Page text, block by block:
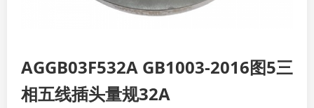
AGGB03F532A GB1003-2016图5三
相五线插头量规32A